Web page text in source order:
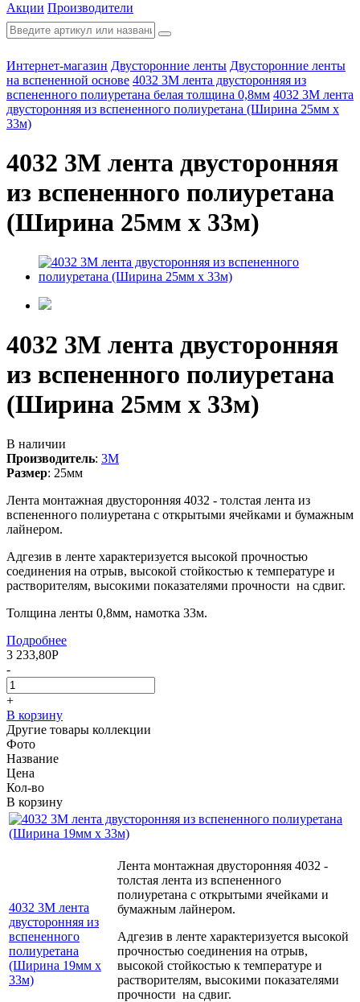
Акции Производители
Интернет-магазин Двусторонние ленты Двусторонние ленты
на вспененной основе 4032 3М лента двусторонняя из
вспененного полиуретана белая толщина 0,8мм 4032 3М лента
двусторонняя из вспененного полиуретана (Ширина 25мм х
33м)
4032 3М лента двусторонняя
из вспененного полиуретана
(Ширина 25мм х 33м)
4032 3М лента двусторонняя
из вспененного полиуретана
(Ширина 25мм х 33м)
В наличии
Производитель: 3M
Размер: 25мм
Лента монтажная двусторонняя 4032 - толстая лента из
вспененного полиуретана с открытыми ячейками и бумажным
лайнером.
Адгезив в ленте характеризуется высокой прочностью
соединения на отрыв, высокой стойкостью к температуре и
растворителям, высокими показателями прочности на сдвиг.
Толщина ленты 0,8мм, намотка 33м.
Подробнее
3 233,80Р
-
+
В корзину
Другие товары коллекции
Фото
Название
Цена
Кол-во
В корзину
4032 3М лента
двусторонняя из
вспененного
полиуретана
(Ширина 19мм х
33м)
Лента монтажная двусторонняя 4032 -
толстая лента из вспененного
полиуретана с открытыми ячейками и
бумажным лайнером.
Адгезив в ленте характеризуется высокой
прочностью соединения на отрыв,
высокой стойкостью к температуре и
растворителям, высокими показателями
прочности на сдвиг.